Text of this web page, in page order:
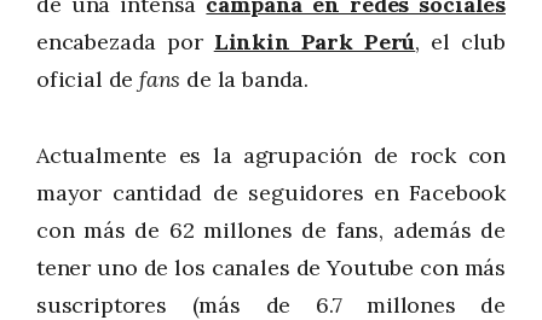
encabezada por Linkin Park Perú, el club
oficial defans de la banda.
Actualmente es la agrupación de rock con
mayor cantidad de seguidores en Facebook
con más de 62 millones de fans, además de
tener uno de los canales de Youtube con más
suscriptores (más de 6.7 millones de